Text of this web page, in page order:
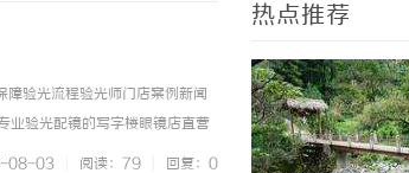
验光流程验光师门店案例新闻
验光配镜的写字楼眼镜店直营
为基础，全场镜片40%-60%优
08-03 阅读：79 回复：0
热点推荐